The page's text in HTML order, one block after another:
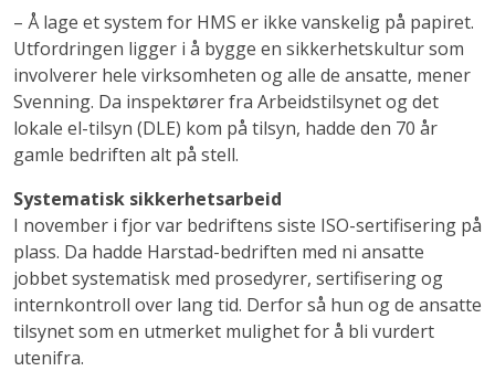
– Å lage et system for HMS er ikke vanskelig på papiret.
Utfordringen ligger i å bygge en sikkerhetskultur som
involverer hele virksomheten og alle de ansatte, mener
Svenning. Da inspektører fra Arbeidstilsynet og det
lokale el-tilsyn (DLE) kom på tilsyn, hadde den 70 år
gamle bedriften alt på stell.
Systematisk sikkerhetsarbeid
I november i fjor var bedriftens siste ISO-sertifisering på
plass. Da hadde Harstad-bedriften med ni ansatte
jobbet systematisk med prosedyrer, sertifisering og
internkontroll over lang tid. Derfor så hun og de ansatte
tilsynet som en utmerket mulighet for å bli vurdert
utenifra.